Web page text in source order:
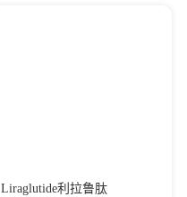
Liraglutide利拉鲁肽